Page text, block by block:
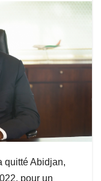
quitté Abidjan,
pour un